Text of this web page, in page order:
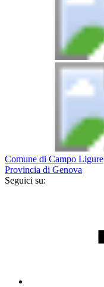
Comune di Campo Ligure
Provincia di Genova
Seguici su: